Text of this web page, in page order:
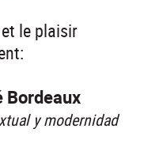
le plaisir
Bordeaux
y modernidad